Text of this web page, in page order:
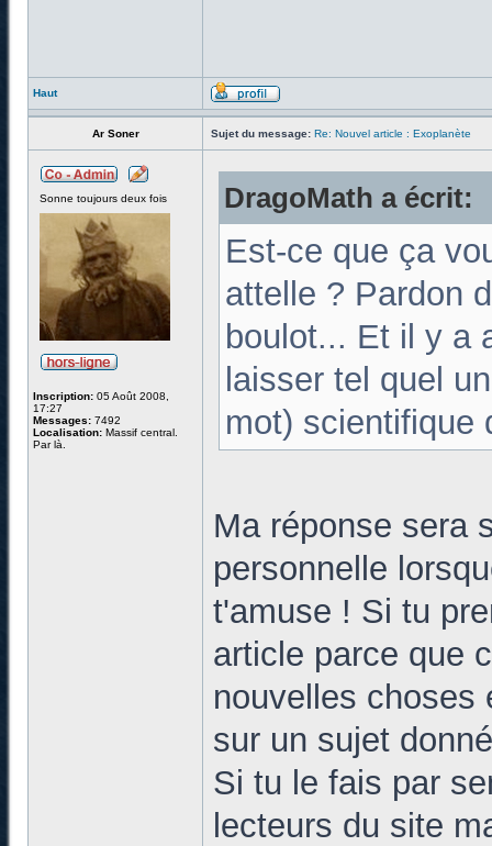
Haut
Ar Soner Sujet du message: Re: Nouvel article : Exoplanète
Sonne toujours deux fois
Inscription: 05 Août 2008,
17:27
Messages: 7492
Localisation: Massif central.
Par là.
DragoMath a écrit:
Est-ce que ça
attelle ? Pardon
boulot... Et il y a
laisser tel quel
mot) scientifique
Ma réponse sera
personnelle
t'amuse ! Si tu
article parce que
nouvelles choses
sur un sujet
Si tu le fais par
lecteurs du site